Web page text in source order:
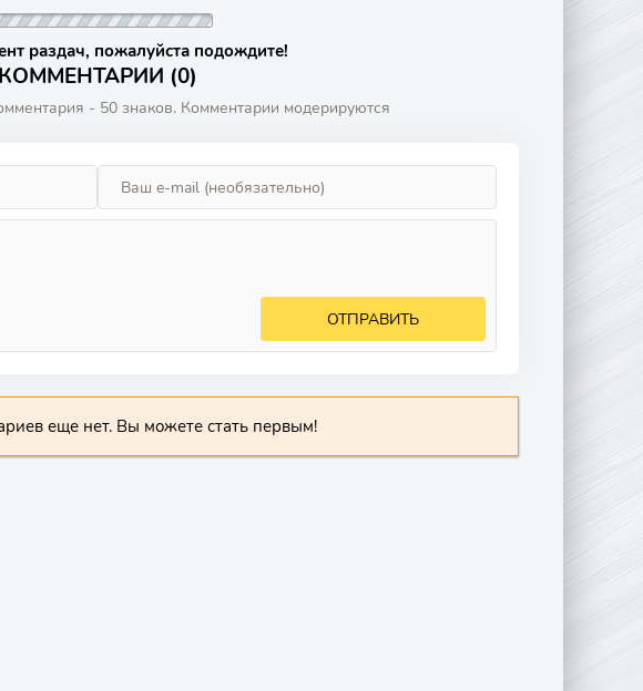
раздач, пожалуйста подождите!
КОММЕНТАРИИ (0)
- 50 знаков. Комментарии модерируются
ОТПРАВИТЬ
еще нет. Вы можете стать первым!